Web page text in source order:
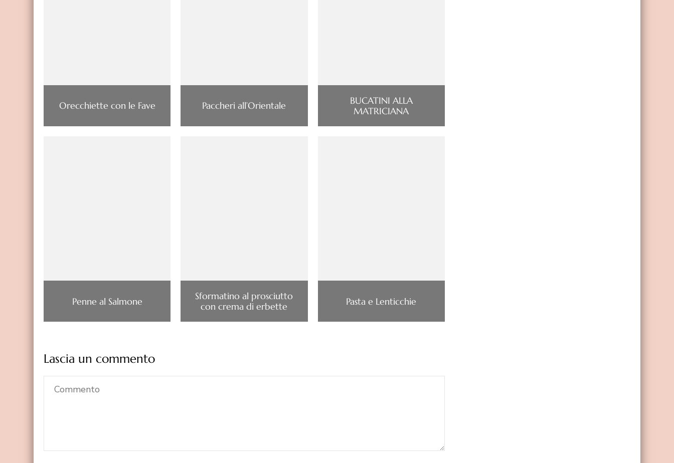
Orecchiette con le Fave Paccheri all’Orientale
BUCATINI ALLA
MATRICIANA
Penne al Salmone
Sformatino al prosciutto
con crema di erbette
Pasta e Lenticchie
Lascia un commento